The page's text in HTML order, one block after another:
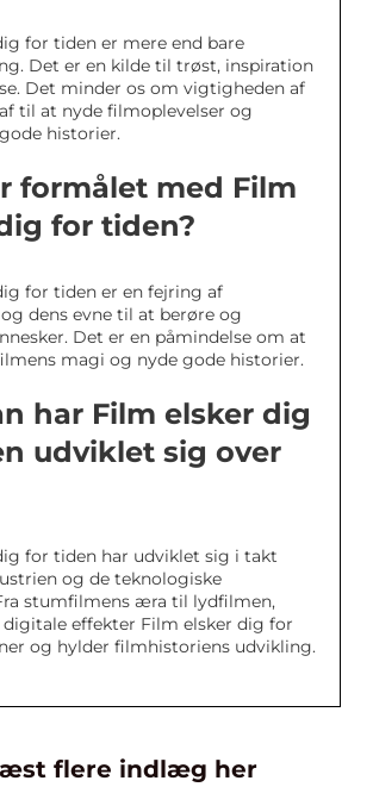
for tiden er mere end bare
Det er en kilde til trøst, inspiration
Det minder os om vigtigheden af
til at nyde filmoplevelser og
historier.
formålet med Film
for tiden?
for tiden er en fejring af
dens evne til at berøre og
Det er en påmindelse om at
magi og nyde gode historier.
har Film elsker dig
udviklet sig over
for tiden har udviklet sig i takt
og de teknologiske
stumfilmens æra til lydfilmen,
effekter Film elsker dig for
og hylder filmhistoriens udvikling.
flere indlæg her